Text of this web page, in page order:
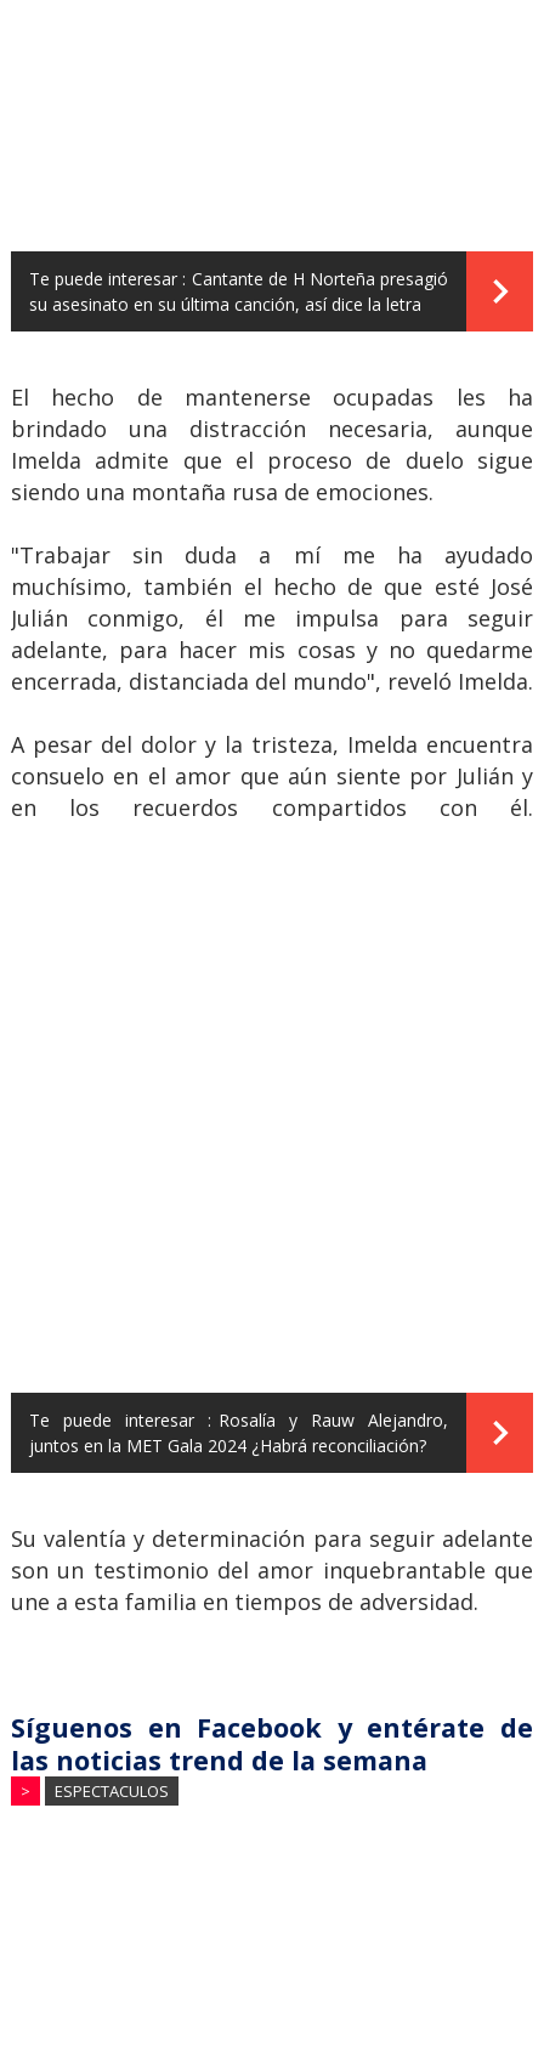
Te puede interesar : Cantante de H Norteña presagió
su asesinato en su última canción, así dice la letra
El hecho de mantenerse ocupadas les ha
brindado una distracción necesaria, aunque
Imelda admite que el proceso de duelo sigue
siendo una montaña rusa de emociones.
"Trabajar sin duda a mí me ha ayudado
muchísimo, también el hecho de que esté José
Julián conmigo, él me impulsa para seguir
adelante, para hacer mis cosas y no quedarme
encerrada, distanciada del mundo", reveló Imelda.
A pesar del dolor y la tristeza, Imelda encuentra
consuelo en el amor que aún siente por Julián y
en los recuerdos compartidos con él.
Te puede interesar : Rosalía y Rauw Alejandro,
juntos en la MET Gala 2024 ¿Habrá reconciliación?
Su valentía y determinación para seguir adelante
son un testimonio del amor inquebrantable que
une a esta familia en tiempos de adversidad.
Síguenos en Facebook y entérate de
las noticias trend de la semana
> ESPECTACULOS